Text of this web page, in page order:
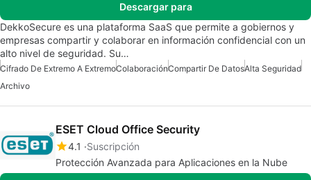
Descargar para
DekkoSecure es una plataforma SaaS que permite a gobiernos y
empresas compartir y colaborar en información confidencial con un
alto nivel de seguridad. Su…
Cifrado De Extremo A ExtremoColaboraciónCompartir De DatosAlta Seguridad
Archivo
ESET Cloud Office Security
4.1
Suscripción
Protección Avanzada para Aplicaciones en la Nube